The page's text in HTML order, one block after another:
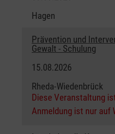
Hagen
Prävention und
Gewalt - Schulung
15.08.2026
Rheda-Wiedenbrück
Diese Veranstaltung
Anmeldung ist nur auf